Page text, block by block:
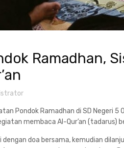
Ramadhan,
Pondok Ramadhan di SD Negeri 5
membaca Al-Qur’an (tadarus)
dengan doa bersama, kemudian